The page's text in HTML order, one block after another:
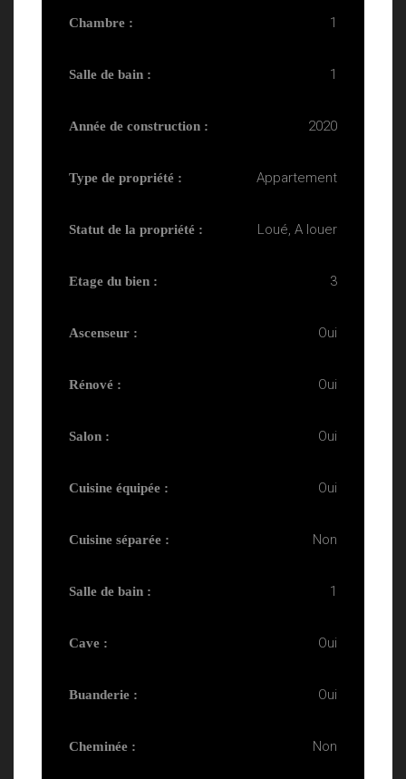
Chambre : 1
Salle de bain : 1
Année de construction : 2020
Type de propriété : Appartement
Statut de la propriété : Loué, A louer
Etage du bien : 3
Ascenseur : Oui
Rénové : Oui
Salon : Oui
Cuisine équipée : Oui
Cuisine séparée : Non
Salle de bain : 1
Cave : Oui
Buanderie : Oui
Cheminée : Non